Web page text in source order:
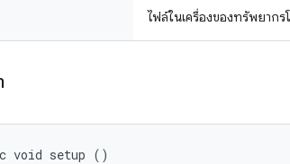
ไฟล์ในเครื่องของทรัพยากร
void setup ()